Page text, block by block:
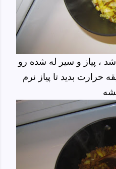
پیاز و سیر له شده رو
حرارت بدید تا پیاز نرم